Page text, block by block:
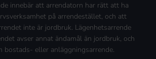
innebär att arrendatorn har rätt att ha
på arrendestället, och att
inte är jordbruk. Lägenhetsarrende
avser annat ändamål än jordbruk, och
bostads- eller anläggningsarrende.